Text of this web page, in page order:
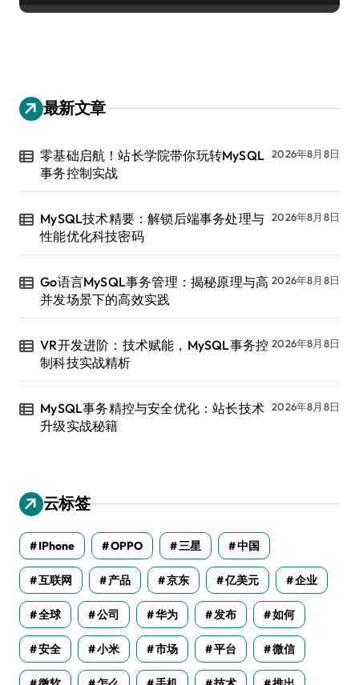
最新文章
零基础启航！站长学院带你玩转MySQL
事务控制实战
2026年8月8日
MySQL技术精要：解锁后端事务处理与
性能优化科技密码
2026年8月8日
Go语言MySQL事务管理：揭秘原理与高
并发场景下的高效实践
2026年8月8日
VR开发进阶：技术赋能，MySQL事务控
制科技实战精析
2026年8月8日
MySQL事务精控与安全优化：站长技术
升级实战秘籍
2026年8月8日
云标签
IPhone OPPO 三星 中国
互联网 产品 京东 亿美元 企业
全球 公司 华为 发布 如何
安全 小米 市场 平台 微信